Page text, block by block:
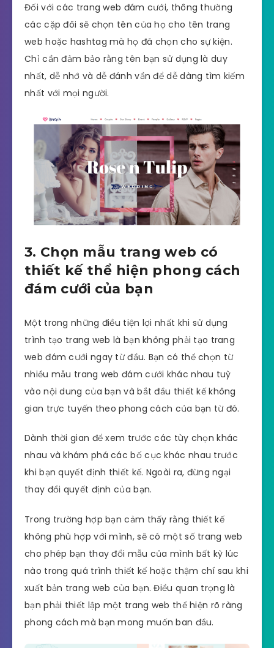
Đối với các trang web đám cưới, thông thường
các cặp đôi sẽ chọn tên của họ cho tên trang
web hoặc hashtag mà họ đã chọn cho sự kiện.
Chỉ cần đảm bảo rằng tên bạn sử dụng là duy
nhất, dễ nhớ và dễ đánh vần để dễ dàng tìm kiếm
nhất với mọi người.
3. Chọn mẫu trang web có
thiết kế thể hiện phong cách
đám cưới của bạn
Một trong những điều tiện lợi nhất khi sử dụng
trình tạo trang web là bạn không phải tạo trang
web đám cưới ngay từ đầu. Bạn có thể chọn từ
nhiều mẫu trang web đám cưới khác nhau tuỳ
vào nội dung của bạn và bắt đầu thiết kế không
gian trực tuyến theo phong cách của bạn từ đó.
Dành thời gian để xem trước các tùy chọn khác
nhau và khám phá các bố cục khác nhau trước
khi bạn quyết định thiết kế. Ngoài ra, đừng ngại
thay đổi quyết định của bạn.
Trong trường hợp bạn cảm thấy rằng thiết kế
không phù hợp với mình, sẽ có một số trang web
cho phép bạn thay đổi mẫu của mình bất kỳ lúc
nào trong quá trình thiết kế hoặc thậm chí sau khi
xuất bản trang web của bạn. Điều quan trọng là
bạn phải thiết lập một trang web thể hiện rõ ràng
phong cách mà bạn mong muốn ban đầu.